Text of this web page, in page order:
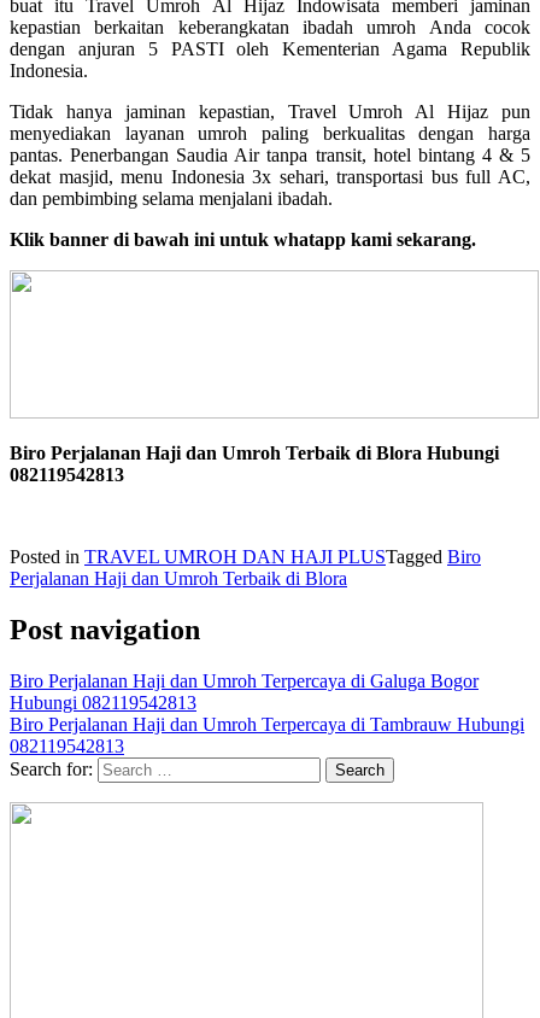
buat itu Travel Umroh Al Hijaz Indowisata memberi jaminan
kepastian berkaitan keberangkatan ibadah umroh Anda cocok
dengan anjuran 5 PASTI oleh Kementerian Agama Republik
Indonesia.
Tidak hanya jaminan kepastian, Travel Umroh Al Hijaz pun
menyediakan layanan umroh paling berkualitas dengan harga
pantas. Penerbangan Saudia Air tanpa transit, hotel bintang 4 & 5
dekat masjid, menu Indonesia 3x sehari, transportasi bus full AC,
dan pembimbing selama menjalani ibadah.
Klik banner di bawah ini untuk whatapp kami sekarang.
Biro Perjalanan Haji dan Umroh Terbaik di Blora Hubungi
082119542813
Posted in TRAVEL UMROH DAN HAJI PLUSTagged Biro
Perjalanan Haji dan Umroh Terbaik di Blora
Post navigation
Biro Perjalanan Haji dan Umroh Terpercaya di Galuga Bogor
Hubungi 082119542813
Biro Perjalanan Haji dan Umroh Terpercaya di Tambrauw Hubungi
082119542813
Search for: